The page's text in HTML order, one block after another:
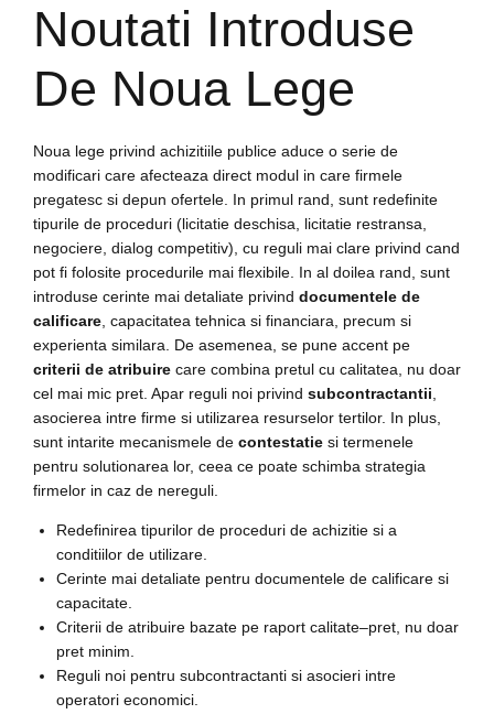
Noutati Introduse
De Noua Lege
Noua lege privind achizitiile publice aduce o serie de
modificari care afecteaza direct modul in care firmele
pregatesc si depun ofertele. In primul rand, sunt redefinite
tipurile de proceduri (licitatie deschisa, licitatie restransa,
negociere, dialog competitiv), cu reguli mai clare privind cand
pot fi folosite procedurile mai flexibile. In al doilea rand, sunt
introduse cerinte mai detaliate privind documentele de
calificare, capacitatea tehnica si financiara, precum si
experienta similara. De asemenea, se pune accent pe
criterii de atribuire care combina pretul cu calitatea, nu doar
cel mai mic pret. Apar reguli noi privind subcontractantii,
asocierea intre firme si utilizarea resurselor tertilor. In plus,
sunt intarite mecanismele de contestatie si termenele
pentru solutionarea lor, ceea ce poate schimba strategia
firmelor in caz de nereguli.
Redefinirea tipurilor de proceduri de achizitie si a
conditiilor de utilizare.
Cerinte mai detaliate pentru documentele de calificare si
capacitate.
Criterii de atribuire bazate pe raport calitate–pret, nu doar
pret minim.
Reguli noi pentru subcontractanti si asocieri intre
operatori economici.